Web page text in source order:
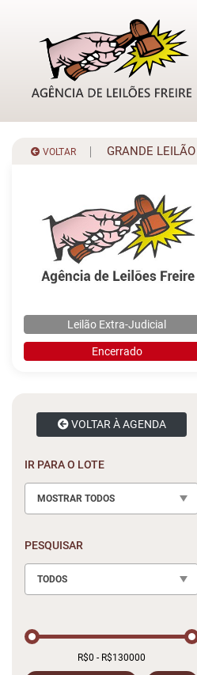
VOLTAR GRANDE LEILÃO
Leilão Extra-Judicial
Encerrado
VOLTAR À AGENDA
IR PARA O LOTE
MOSTRAR TODOS
PESQUISAR
TODOS